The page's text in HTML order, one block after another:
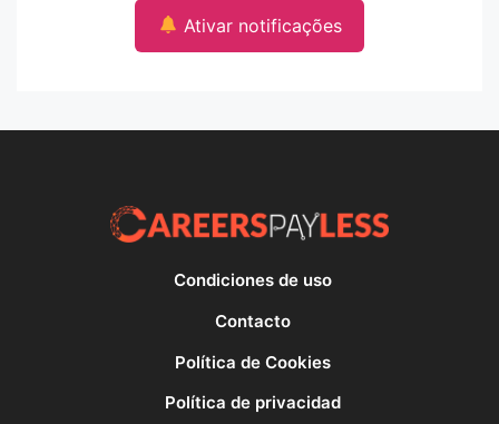
Ativar notificações
Condiciones de uso
Contacto
Política de Cookies
Política de privacidad